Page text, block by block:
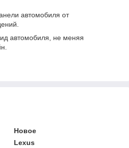
автомобиля от
автомобиля, не меняя
Новое
Lexus